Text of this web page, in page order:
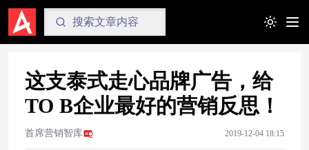
Toggle
这支泰式走心品牌广告，给
TO B企业最好的营销反思！
首席营销智库 2019-12-04 18:15